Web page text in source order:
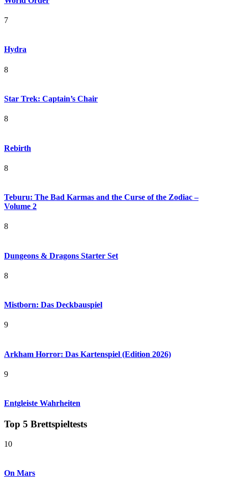
7
Hydra
8
Star Trek: Captain’s Chair
8
Rebirth
8
Teburu: The Bad Karmas and the Curse of the Zodiac –
Volume 2
8
Dungeons & Dragons Starter Set
8
Mistborn: Das Deckbauspiel
9
Arkham Horror: Das Kartenspiel (Edition 2026)
9
Entgleiste Wahrheiten
Top 5 Brettspieltests
10
On Mars